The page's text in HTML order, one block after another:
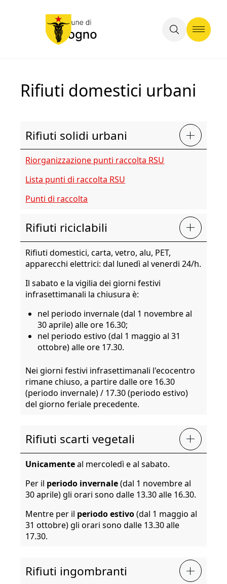
Rifiuti domestici urbani
Rifiuti solidi urbani
Riorganizzazione punti raccolta RSU
Lista punti di raccolta RSU
Punti di raccolta
Rifiuti riciclabili
Rifiuti domestici, carta, vetro, alu, PET,
apparecchi elettrici: dal lunedì al venerdi 24/h.
Il sabato e la vigilia dei giorni festivi
infrasettimanali la chiusura è:
nel periodo invernale (dal 1 novembre al
30 aprile) alle ore 16.30;
nel periodo estivo (dal 1 maggio al 31
ottobre) alle ore 17.30.
Nei giorni festivi infrasettimanali l'ecocentro
rimane chiuso, a partire dalle ore 16.30
(periodo invernale) / 17.30 (periodo estivo)
del giorno feriale precedente.
Rifiuti scarti vegetali
Unicamenteal mercoledì e al sabato.
Per il periodo invernale(dal 1 novembre al
30 aprile) gli orari sono dalle 13.30 alle 16.30.
Mentre per il periodo estivo(dal 1 maggio al
31 ottobre) gli orari sono dalle 13.30 alle
17.30.
Rifiuti ingombranti